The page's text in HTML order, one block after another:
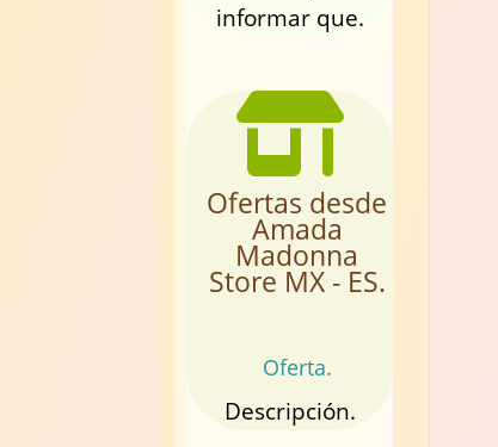
informar que.
Ofertas desde
Amada
Madonna
Store MX - ES.
Oferta.
Descripción.